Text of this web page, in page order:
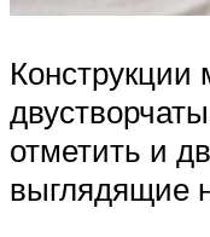
Конструкции
отметить и
выглядящие